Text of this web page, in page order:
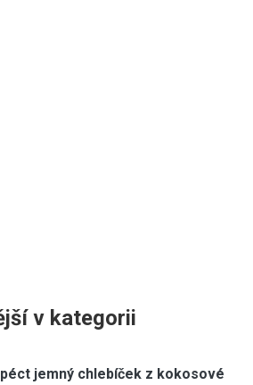
v kategorii
jemný chlebíček z kokosové